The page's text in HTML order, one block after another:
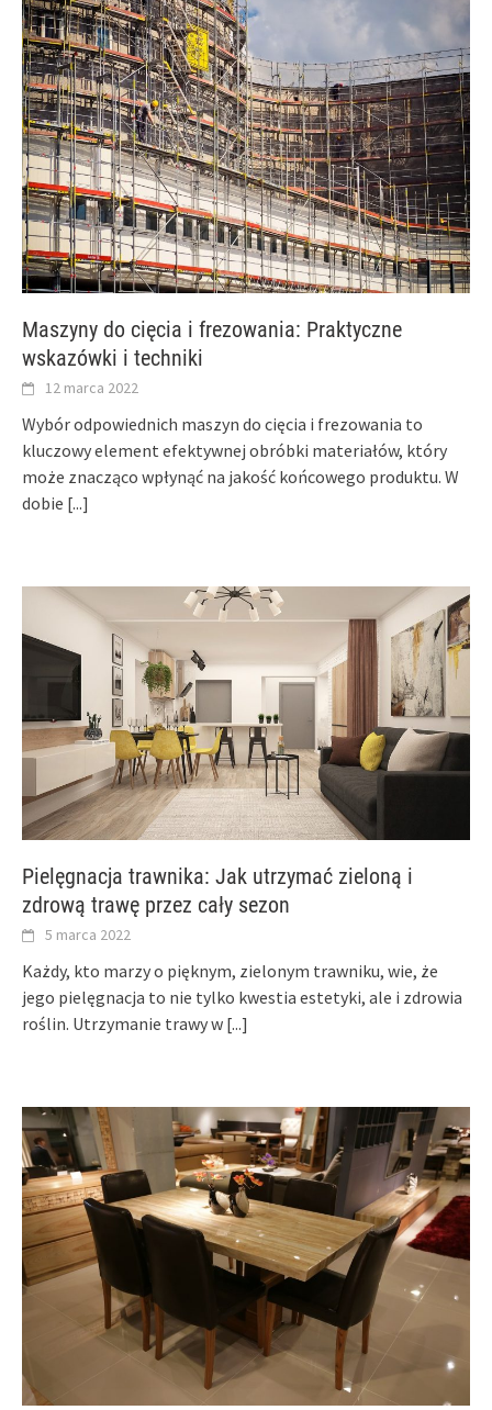
Maszyny do cięcia i frezowania: Praktyczne
wskazówki i techniki
12 marca 2022
Wybór odpowiednich maszyn do cięcia i frezowania to
kluczowy element efektywnej obróbki materiałów, który
może znacząco wpłynąć na jakość końcowego produktu. W
dobie [...]
Pielęgnacja trawnika: Jak utrzymać zieloną i
zdrową trawę przez cały sezon
5 marca 2022
Każdy, kto marzy o pięknym, zielonym trawniku, wie, że
jego pielęgnacja to nie tylko kwestia estetyki, ale i zdrowia
roślin. Utrzymanie trawy w [...]